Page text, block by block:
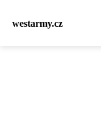
westarmy.cz